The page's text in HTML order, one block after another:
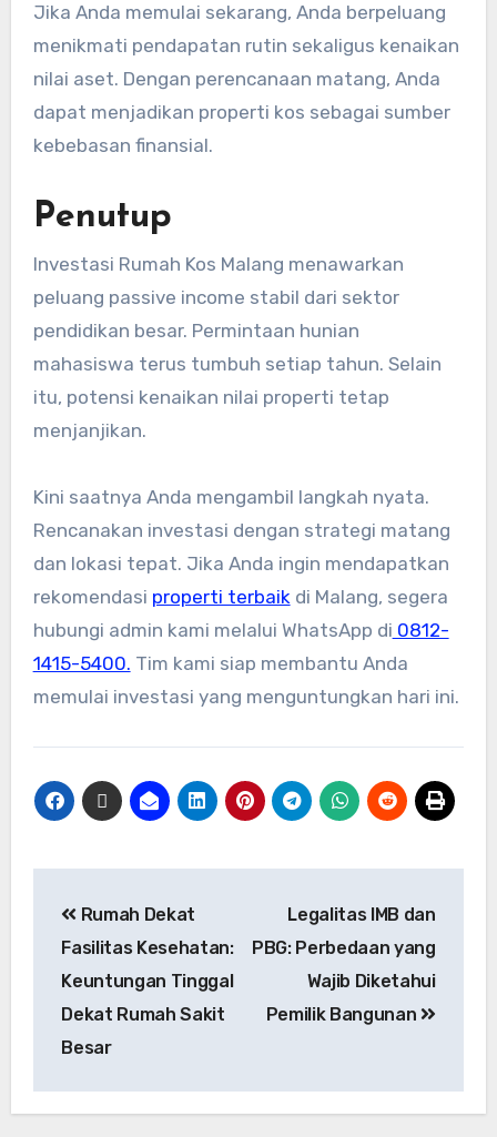
Jika Anda memulai sekarang, Anda berpeluang
menikmati pendapatan rutin sekaligus kenaikan
nilai aset. Dengan perencanaan matang, Anda
dapat menjadikan properti kos sebagai sumber
kebebasan finansial.
Penutup
Investasi Rumah Kos Malang menawarkan
peluang passive income stabil dari sektor
pendidikan besar. Permintaan hunian
mahasiswa terus tumbuh setiap tahun. Selain
itu, potensi kenaikan nilai properti tetap
menjanjikan.
Kini saatnya Anda mengambil langkah nyata.
Rencanakan investasi dengan strategi matang
dan lokasi tepat. Jika Anda ingin mendapatkan
rekomendasi properti terbaikdi Malang, segera
hubungi admin kami melalui WhatsApp di 0812-
1415-5400. Tim kami siap membantu Anda
memulai investasi yang menguntungkan hari ini.
Rumah Dekat
Fasilitas Kesehatan:
Keuntungan Tinggal
Dekat Rumah Sakit
Besar
Legalitas IMB dan
PBG: Perbedaan yang
Wajib Diketahui
Pemilik Bangunan